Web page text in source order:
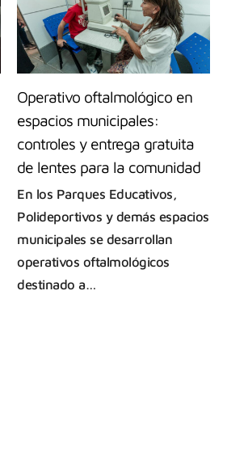
Operativo oftalmológico en
espacios municipales:
controles y entrega gratuita
de lentes para la comunidad
En los Parques Educativos,
Polideportivos y demás espacios
municipales se desarrollan
operativos oftalmológicos
destinado a…